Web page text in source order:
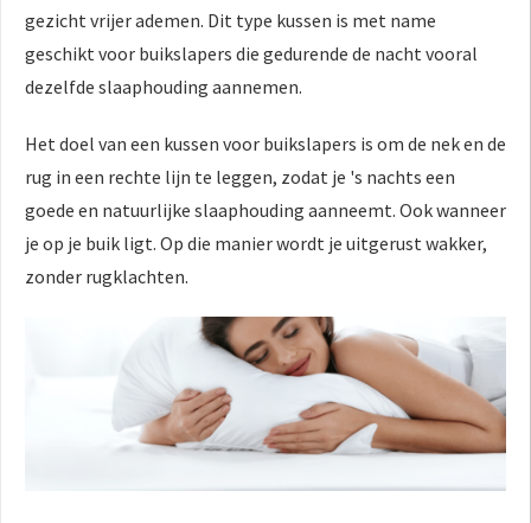
gezicht vrijer ademen. Dit type kussen is met name
geschikt voor buikslapers die gedurende de nacht vooral
dezelfde slaaphouding aannemen.
Het doel van een kussen voor buikslapers is om de nek en de
rug in een rechte lijn te leggen, zodat je 's nachts een
goede en natuurlijke slaaphouding aanneemt. Ook wanneer
je op je buik ligt. Op die manier wordt je uitgerust wakker,
zonder rugklachten.